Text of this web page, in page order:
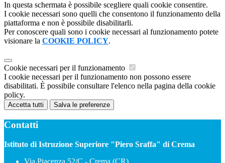
In questa schermata è possibile scegliere quali cookie consentire.
I cookie necessari sono quelli che consentono il funzionamento della
piattaforma e non è possibile disabilitarli.
Per conoscere quali sono i cookie necessari al funzionamento potete
visionare la COOKIE POLICY.
Cookie necessari per il funzionamento
I cookie necessari per il funzionamento non possono essere
disabilitati. È possibile consultare l'elenco nella pagina della cookie
policy.
Accetta tutti Salva le preferenze
Contatti
Istituto di Istruzione Superiore "Piero Sraffa" di Crema
Via Piacenza 52/C - Crema (CR)